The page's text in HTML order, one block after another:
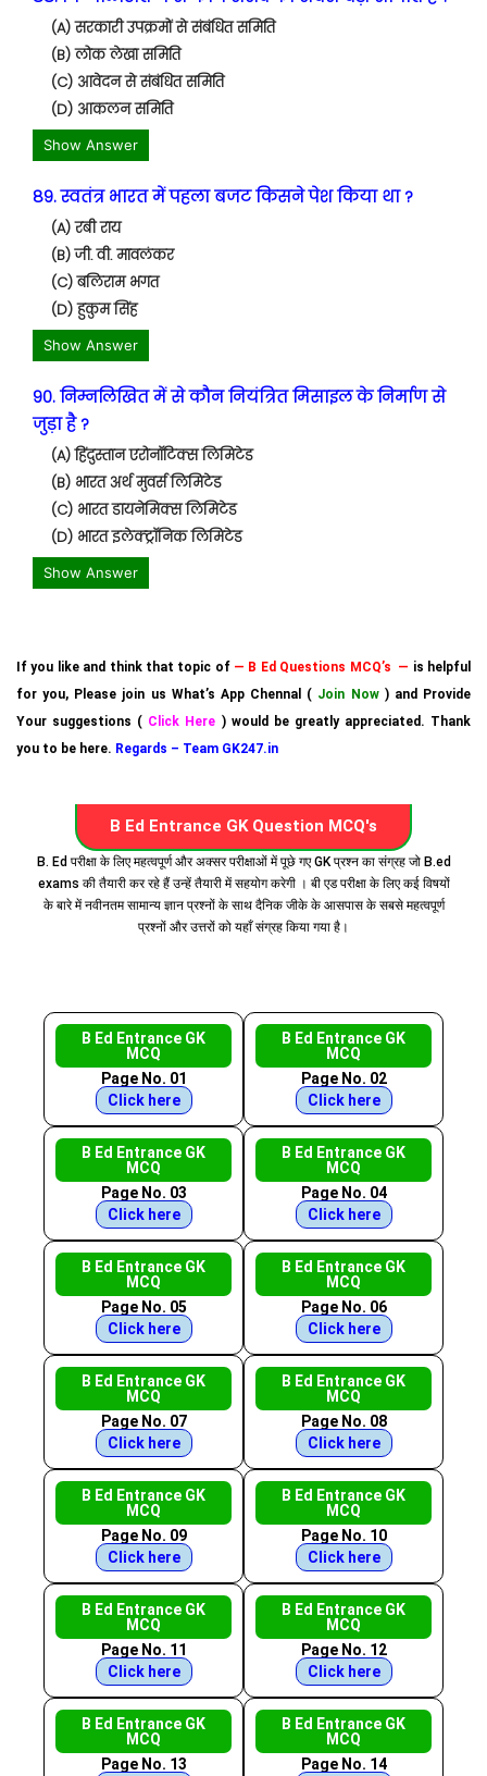
(A) सरकारी उपक्रमों से संबंधित समिति
(B) लोक लेखा समिति
(C) आवेदन से संबंधित समिति
(D) आकलन समिति
Show Answer
89. स्वतंत्र भारत में पहला बजट किसने पेश किया था ?
(A) रबी राय
(B) जी. वी. मावलंकर
(C) बलिराम भगत
(D) हुकुम सिंह
Show Answer
90. निम्नलिखित में से कौन नियंत्रित मिसाइल के निर्माण से
जुड़ा है ?
(A) हिंदुस्तान एरोनॉटिक्स लिमिटेड
(B) भारत अर्थ मुवर्स लिमिटेड
(C) भारत डायनेमिक्स लिमिटेड
(D) भारत इलेक्ट्रॉनिक लिमिटेड
Show Answer
If you like and think that topic of — B Ed Questions MCQ’s — is helpful
for you, Please join us What’s App Chennal ( Join Now) and Provide
Your suggestions ( Click Here ) would be greatly appreciated. Thank
you to be here. Regards – Team GK247.in
B Ed Entrance GK Question MCQ's
B. Ed परीक्षा के लिए महत्वपूर्ण और अक्सर परीक्षाओं में पूछे गए GK प्रश्न का संग्रह जो B.ed
exams की तैयारी कर रहे हैं उन्हें तैयारी में सहयोग करेगी । बी एड परीक्षा के लिए कई विषयों
के बारे में नवीनतम सामान्य ज्ञान प्रश्नों के साथ दैनिक जीके के आसपास के सबसे महत्वपूर्ण
प्रश्नों और उत्तरों को यहाँ संग्रह किया गया है।
B Ed Entrance GK
MCQ
Page No. 01
Click here
B Ed Entrance GK
MCQ
Page No. 02
Click here
B Ed Entrance GK
MCQ
Page No. 03
Click here
B Ed Entrance GK
MCQ
Page No. 04
Click here
B Ed Entrance GK
MCQ
Page No. 05
Click here
B Ed Entrance GK
MCQ
Page No. 06
Click here
B Ed Entrance GK
MCQ
Page No. 07
Click here
B Ed Entrance GK
MCQ
Page No. 08
Click here
B Ed Entrance GK
MCQ
Page No. 09
Click here
B Ed Entrance GK
MCQ
Page No. 10
Click here
B Ed Entrance GK
MCQ
Page No. 11
Click here
B Ed Entrance GK
MCQ
Page No. 12
Click here
B Ed Entrance GK
MCQ
Page No. 13
B Ed Entrance GK
MCQ
Page No. 14